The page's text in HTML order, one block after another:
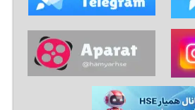
★★★★ ★